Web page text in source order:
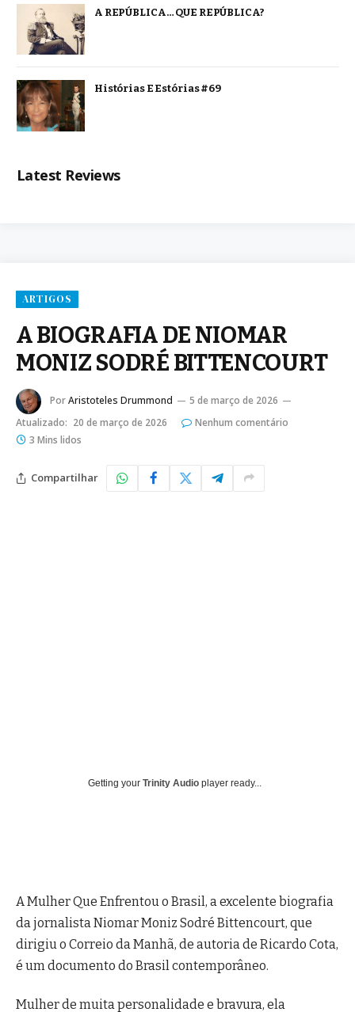
A REPÚBLICA… QUE REPÚBLICA?
Histórias E Estórias #69
Latest Reviews
ARTIGOS
A BIOGRAFIA DE NIOMAR
MONIZ SODRÉ BITTENCOURT
PorAristoteles Drummond
5 de março de 2026
Atualizado: 20 de março de 2026
Nenhum comentário
3 Mins lidos
Compartilhar
Getting your Trinity Audio player ready...
A Mulher Que Enfrentou o Brasil, a excelente biografia
da jornalista Niomar Moniz Sodré Bittencourt, que
dirigiu o Correio da Manhã, de autoria de Ricardo Cota,
é um documento do Brasil contemporâneo.
Mulher de muita personalidade e bravura, ela